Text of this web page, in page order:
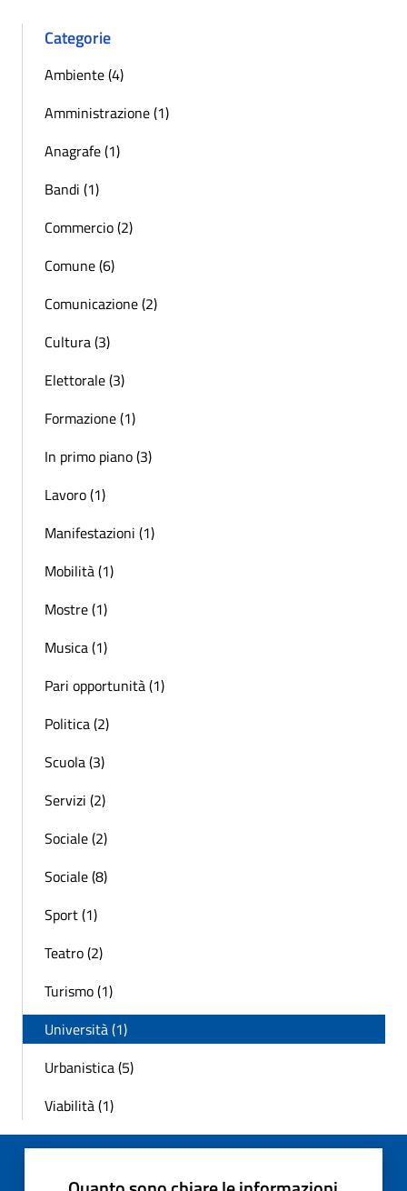
Categorie
Ambiente (4)
Amministrazione (1)
Anagrafe (1)
Bandi (1)
Commercio (2)
Comune (6)
Comunicazione (2)
Cultura (3)
Elettorale (3)
Formazione (1)
In primo piano (3)
Lavoro (1)
Manifestazioni (1)
Mobilità (1)
Mostre (1)
Musica (1)
Pari opportunità (1)
Politica (2)
Scuola (3)
Servizi (2)
Sociale (2)
Sociale (8)
Sport (1)
Teatro (2)
Turismo (1)
Università (1)
Urbanistica (5)
Viabilità (1)